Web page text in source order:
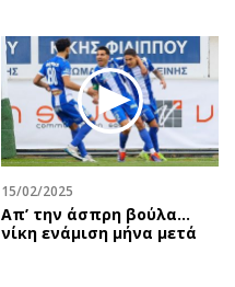
15/02/2025
Απ’ την άσπρη βούλα…
νίκη ενάμιση μήνα μετά